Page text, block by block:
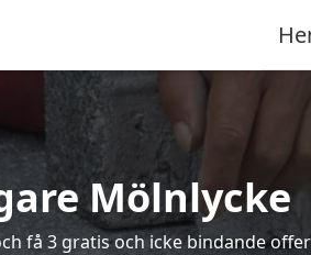
Mölnlycke
få 3 gratis och icke bindande